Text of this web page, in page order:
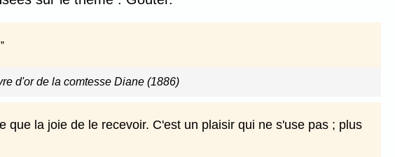
d'or de la comtesse Diane (1886)
la joie de le recevoir. C'est un plaisir qui ne s'use pas ; plus